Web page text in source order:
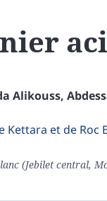
Alikouss,
et de Roc
(Jebilet central,